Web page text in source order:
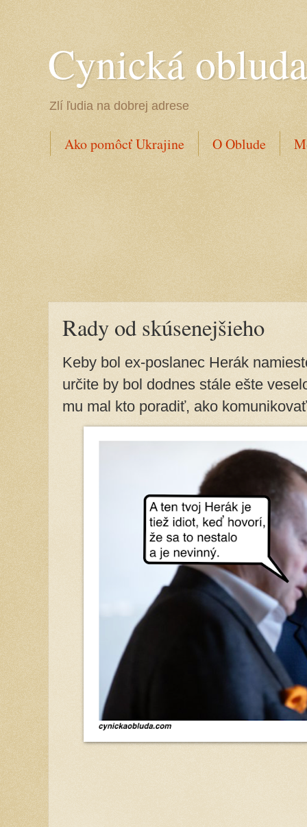
Cynická obluda
Zlí ľudia na dobrej adrese
Ako pomôcť Ukrajine O Oblude
Rady od skúsenejšieho
Keby bol ex-poslanec Herák
určite by bol dodnes stále ešte
mu mal kto poradiť, ako